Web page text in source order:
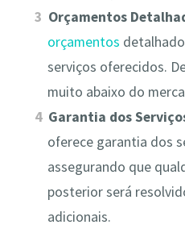
Orçamentos
orçamentos
serviços oferecidos.
muito abaixo do
Garantia dos
oferece garantia dos
assegurando que
posterior será
adicionais.